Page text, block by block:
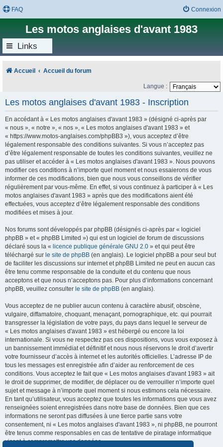
FAQ Connexion
Les motos anglaises d'avant 1983
Links
Accueil Accueil du forum
Langue :
Les motos anglaises d'avant 1983 - Inscription
En accédant à « Les motos anglaises d'avant 1983 » (désigné ci-après par
« nous », « notre », « nos », « Les motos anglaises d'avant 1983 » et
« https://www.motos-anglaises.com/phpBB3 »), vous acceptez d’être
légalement responsable des conditions suivantes. Si vous n’acceptez pas
d’être légalement responsable de toutes les conditions suivantes, veuillez ne
pas utiliser et accéder à « Les motos anglaises d'avant 1983 ». Nous pouvons
modifier ces conditions à n’importe quel moment et nous essaierons de vous
informer de ces modifications, bien que nous vous conseillons de vérifier
régulièrement par vous-même. En effet, si vous continuez à participer à « Les
motos anglaises d'avant 1983 » après que des modifications aient été
effectuées, vous acceptez d’être légalement responsable des conditions
modifiées et mises à jour.
Nos forums sont développés par phpBB (désignés ci-après par « logiciel
phpBB » et « phpBB Limited ») qui est un logiciel de forum de discussions
déclaré sous la « licence publique générale GNU 2.0 » et qui peut être
téléchargé sur le site de phpBB (en anglais). Le logiciel phpBB a pour seul but
de faciliter les discussions sur internet et phpBB Limited ne peut en aucun cas
être tenu comme responsable de la conduite et du contenu que nous
acceptons et que nous n’acceptons pas. Pour plus d’informations concernant
phpBB, veuillez consulter le site de phpBB (en anglais).
Vous acceptez de ne publier aucun contenu à caractère abusif, obscène,
vulgaire, diffamatoire, choquant, menaçant, pornographique, etc. qui pourrait
transgresser la législation de votre pays, du pays dans lequel le serveur de
« Les motos anglaises d'avant 1983 » est hébergé ou encore la loi
internationale. Si vous ne respectez pas ces dispositions, vous vous exposez à
un bannissement immédiat et définitif et nous nous réservons le droit d’avertir
votre fournisseur d’accès à internet et les autorités officielles. L’adresse IP de
tous les messages est enregistrée afin d’aider au renforcement de ces
conditions. Vous acceptez le fait que « Les motos anglaises d'avant 1983 » ait
le droit de supprimer, de modifier, de déplacer ou de verrouiller n’importe quel
sujet et message à n’importe quel moment si nous estimons cela nécessaire.
En tant qu’utilisateur, vous acceptez que toutes les informations que vous avez
renseignées soient enregistrées dans notre base de données. Bien que ces
informations ne seront pas diffusées à une tierce partie sans votre
consentement, ni « Les motos anglaises d'avant 1983 », ni phpBB, ne pourront
être tenus comme responsables en cas de tentative de piratage informatique
visant à compromettre vos données.